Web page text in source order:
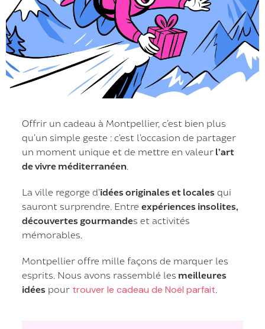
Offrir un cadeau à Montpellier, c’est bien plus
qu’un simple geste : c’est l’occasion de partager
un moment unique et de mettre en valeur l’art
de vivre méditerranéen
La ville regorge d’idées originales et locales qui
sauront surprendre. Entreexpériences insolites,
découvertes gourmandes et activités
mémorables.
Montpellier offre mille façons de marquer les
esprits. Nous avons rassemblé les meilleures
idées pour trouver le cadeau de Noël parfait